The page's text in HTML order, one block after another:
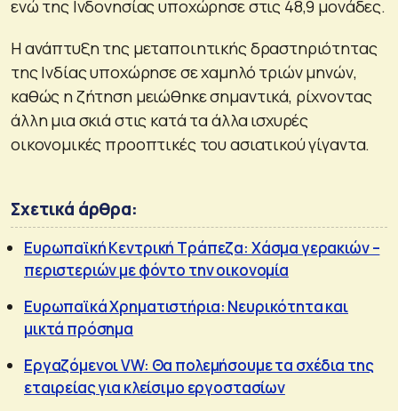
ενώ της Ινδονησίας υποχώρησε στις 48,9 μονάδες.
Η ανάπτυξη της μεταποιητικής δραστηριότητας
της Ινδίας υποχώρησε σε χαμηλό τριών μηνών,
καθώς η ζήτηση μειώθηκε σημαντικά, ρίχνοντας
άλλη μια σκιά στις κατά τα άλλα ισχυρές
οικονομικές προοπτικές του ασιατικού γίγαντα.
Σχετικά άρθρα:
Ευρωπαϊκή Κεντρική Τράπεζα: Χάσμα γερακιών –
περιστεριών με φόντο την οικονομία
Ευρωπαϊκά Χρηματιστήρια: Νευρικότητα και
μικτά πρόσημα
Εργαζόμενοι VW: Θα πολεμήσουμε τα σχέδια της
εταιρείας για κλείσιμο εργοστασίων